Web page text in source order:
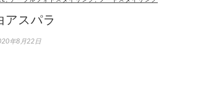
アスパラ
年8月22日